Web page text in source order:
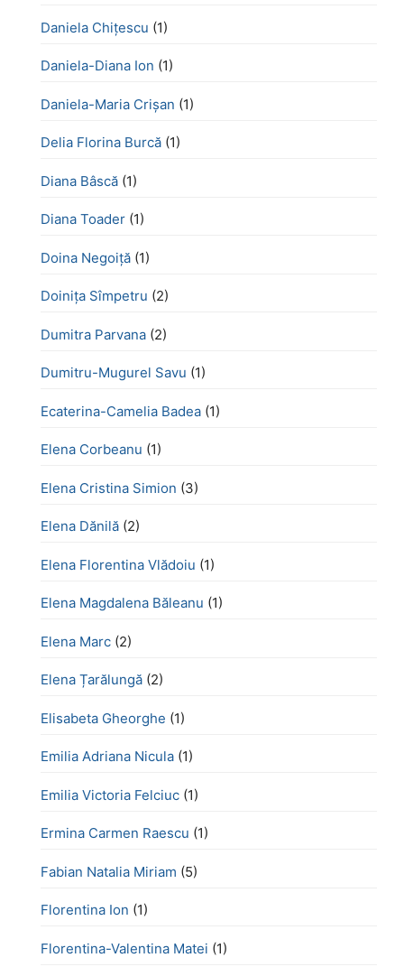
Daniela Chiţescu (1)
Daniela-Diana Ion (1)
Daniela-Maria Crișan (1)
Delia Florina Burcă (1)
Diana Bâscă (1)
Diana Toader (1)
Doina Negoiță (1)
Doinița Sîmpetru (2)
Dumitra Parvana (2)
Dumitru-Mugurel Savu (1)
Ecaterina-Camelia Badea (1)
Elena Corbeanu (1)
Elena Cristina Simion (3)
Elena Dănilă (2)
Elena Florentina Vlădoiu (1)
Elena Magdalena Băleanu (1)
Elena Marc (2)
Elena Țarălungă (2)
Elisabeta Gheorghe (1)
Emilia Adriana Nicula (1)
Emilia Victoria Felciuc (1)
Ermina Carmen Raescu (1)
Fabian Natalia Miriam (5)
Florentina Ion (1)
Florentina-Valentina Matei (1)